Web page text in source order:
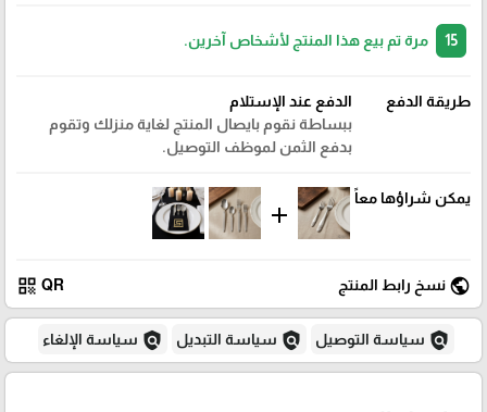
مرة تم بيع هذا المنتج لأشخاص آخرين.
طريقة الدفع
الدفع عند الإستلام
ببساطة نقوم بايصال المنتج لغاية منزلك وتقوم
بدفع الثمن لموظف التوصيل.
يمكن شراؤها معاً
add
public نسخ رابط المنتج QR
qr_code
policy سياسة التوصيل policy سياسة التبديل policy سياسة الإلغاء